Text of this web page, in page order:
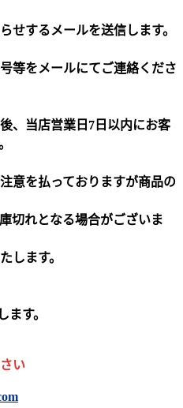
せするメールを送信します。
等をメールにてご連絡くださ
、当店営業日7日以内にお客
意を払っておりますが商品の
切れとなる場合がございま
します。
す。
い